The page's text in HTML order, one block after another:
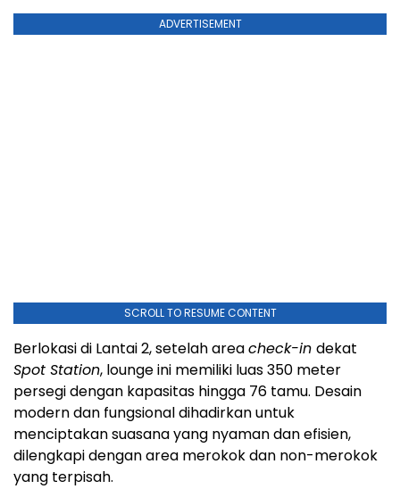
ADVERTISEMENT
SCROLL TO RESUME CONTENT
Berlokasi di Lantai 2, setelah areacheck-in dekat
Spot Station, lounge ini memiliki luas 350 meter
persegi dengan kapasitas hingga 76 tamu. Desain
modern dan fungsional dihadirkan untuk
menciptakan suasana yang nyaman dan efisien,
dilengkapi dengan area merokok dan non-merokok
yang terpisah.